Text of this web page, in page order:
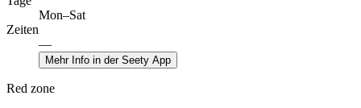
Mon–Sat
Zeiten
—
Mehr Info in der Seety App
Red zone